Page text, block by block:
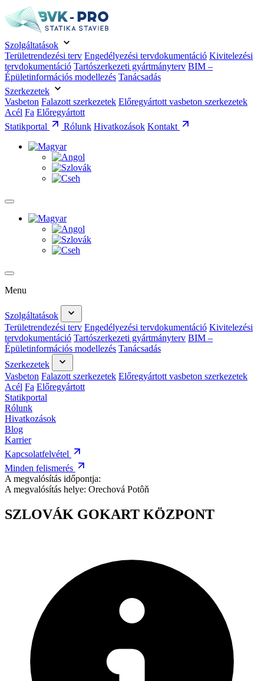
Szolgáltatások
Területrendezési terv Engedélyezési tervdokumentáció Kivitelezési
tervdokumentáció Tartószerkezeti gyártmányterv BIM –
Épületinformációs modellezés Tanácsadás
Szerkezetek
Vasbeton Falazott szerkezetek Előregyártott vasbeton szerkezetek
Acél Fa Előregyártott
Statikportal
Rólunk Hivatkozások Kontakt
Menu
Szolgáltatások
Területrendezési terv Engedélyezési tervdokumentáció Kivitelezési
tervdokumentáció Tartószerkezeti gyártmányterv BIM –
Épületinformációs modellezés Tanácsadás
Szerkezetek
Vasbeton Falazott szerkezetek Előregyártott vasbeton szerkezetek
Acél Fa Előregyártott
Statikportal
Rólunk
Hivatkozások
Blog
Karrier
Kapcsolatfelvétel
Minden felismerés
A megvalósítás időpontja:
A megvalósítás helye: Orechová Potôň
SZLOVÁK GOKART KÖZPONT